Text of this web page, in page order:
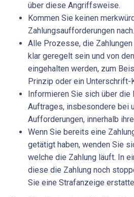
über diese Angriffsweise.
Kommen Sie keinen
Zahlungsaufforderungen nach.
Alle Prozesse, die
klar geregelt sein und von
eingehalten werden, zum
Prinzip oder ein Unterschrift-
Informieren Sie sich über
Auftrages, insbesondere bei
Aufforderungen, innerhalb
Wenn Sie bereits eine
getätigt haben, wenden Sie
welche die Zahlung läuft. In
diese die Zahlung noch
Sie eine Strafanzeige